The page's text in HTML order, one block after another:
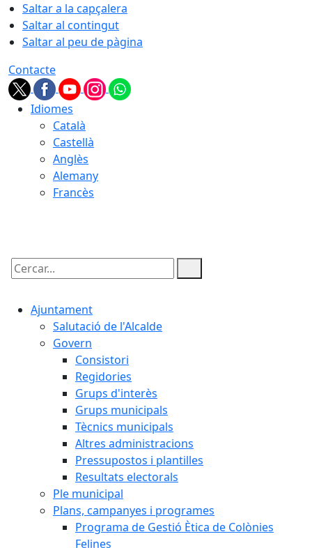
Saltar a la capçalera
Saltar al contingut
Saltar al peu de pàgina
Contacte
Idiomes
Català
Castellà
Anglès
Alemany
Francès
Cercar:
Ajuntament
Salutació de l'Alcalde
Govern
Consistori
Regidories
Grups d'interès
Grups municipals
Tècnics municipals
Altres administracions
Pressupostos i plantilles
Resultats electorals
Ple municipal
Plans, campanyes i programes
Programa de Gestió Ètica de Colònies
Felines